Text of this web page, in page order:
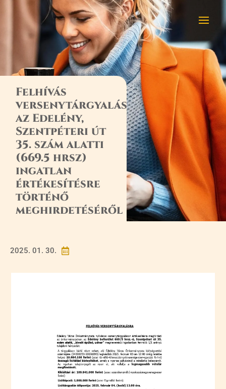
Felhívás
versenytárgyalásra
az Edelény,
Szentpéteri út
35. szám alatti
(669.5 hrsz)
ingatlan
értékesítésre
történő
meghirdetéséről

2025. 01. 30.